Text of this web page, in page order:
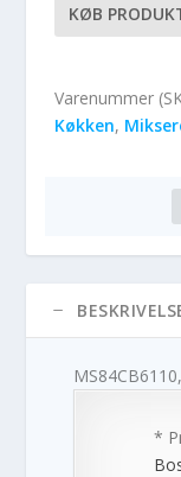
KØB
Varenummer
Køkken,
*